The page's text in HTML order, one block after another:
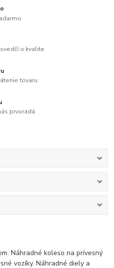
o kvalite
tovaru
prvoradá
Náhradné koleso na prívesný
vozíky. Náhradné diely a